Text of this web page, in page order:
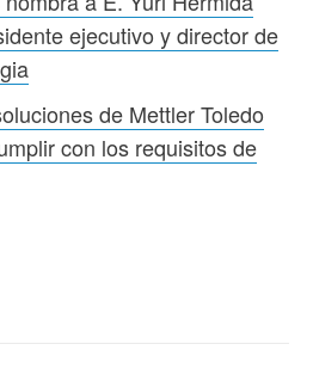
ejecutivo y director de
de Mettler Toledo
con los requisitos de